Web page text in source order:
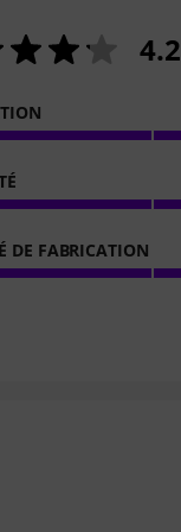
4.2
DE FABRICATION